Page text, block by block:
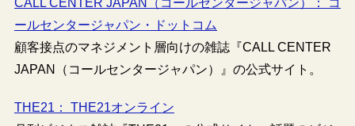
CALL CENTER JAPAN（コールセンタージャパン）： コ
ールセンタージャパン・ドットコム
顧客接点のマネジメント層向けの雑誌『CALL CENTER
JAPAN（コールセンタージャパン）』の公式サイト。
THE21： THE21オンライン